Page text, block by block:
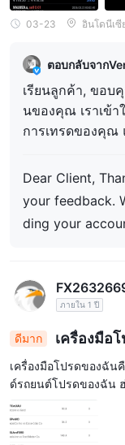
03-23 อินโดนีเซี
ตอบกลับจาก
เรียนลูกค้า, ขอบคุณที่สละเวลาในการแบ่งปันความคิดเห็
นของคุณ เราเข้
การเทรดของคุณ
งละเอียด อย่าง
ด้จากข้อมูลที่ให้ไว้ในรีวิวขอ
ม โปรดติดต่อทีม
อย่างเป็นทางการ:
มลที่ลงทะเบียนข
คุณอย่างรอบคอบแ
คุณสำหรับความ
Dear Client, Thank you for taking the time to share
your feedback.
ding your
information provided
urther, please
ficial support
se your
cate your
ly. Once we
vestigate your
ภายใน 1 ปี
ดีมาก เครื่องมือ
เครื่องมือโปรดของฉัน
ด์รถยนต์โปรดของฉัน